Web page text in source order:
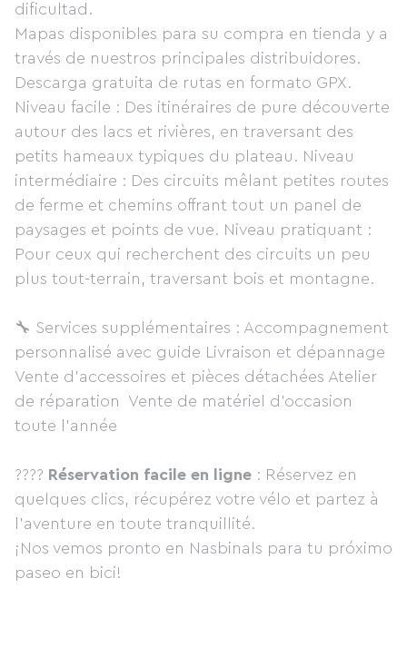
dificultad.
Mapas disponibles para su compra en tienda y a
través de nuestros principales distribuidores.
Descarga gratuita de rutas en formato GPX.
Niveau facile : Des itinéraires de pure découverte
autour des lacs et rivières, en traversant des
petits hameaux typiques du plateau. Niveau
intermédiaire : Des circuits mêlant petites routes
de ferme et chemins offrant tout un panel de
paysages et points de vue. Niveau pratiquant :
Pour ceux qui recherchent des circuits un peu
plus tout-terrain, traversant bois et montagne.
🔧 Services supplémentaires : Accompagnement
personnalisé avec guide Livraison et dépannage
Vente d’accessoires et pièces détachées Atelier
de réparation Vente de matériel d’occasion
toute l’année
???? Réservation facile en ligne : Réservez en
quelques clics, récupérez votre vélo et partez à
l’aventure en toute tranquillité.
¡Nos vemos pronto en Nasbinals para tu próximo
paseo en bici!